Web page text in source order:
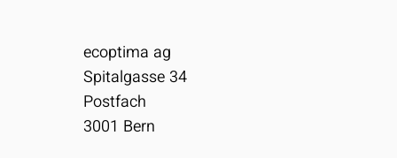
ecoptima ag
Spitalgasse 34
Postfach
3001 Bern